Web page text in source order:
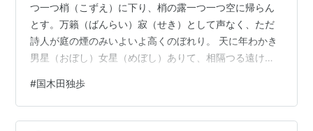
つ一つ梢（こずえ）に下り、梢の露一つ一つ空に帰らん
とす。万籟（ばんらい）寂（せき）として声なく、ただ
詩人が庭の煙のみいよいよ高くのぼれり。 天に年わかき
男星（おぼし）女星（めぼし）ありて、相隔つる遠けれ
しか深き愛の夢に入り、夜々の楽しき時を地に下りて享
（う）け、あるいは高峰（たかみね）の岩角（かど）
に、あるいは大海原（おおうなばら）の波の上に、ある
#国木田独歩